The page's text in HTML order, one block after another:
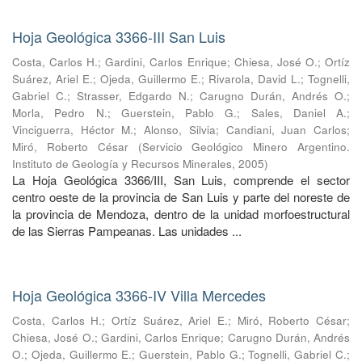
Hoja Geológica 3366-III San Luis
Costa, Carlos H.;Gardini, Carlos Enrique; Chiesa, José O.;Ortíz
Suárez, Ariel E.; Ojeda, Guillermo E.; Rivarola, David L.; Tognelli,
Gabriel C.; Strasser, Edgardo N.; Carugno Durán, Andrés O.;
Morla, Pedro N.; Guerstein, Pablo G.; Sales, Daniel A.;
Vinciguerra, Héctor M.;Alonso, Silvia; Candiani, Juan Carlos;
Miró, Roberto César
(Servicio Geológico Minero Argentino.
Instituto de Geología y Recursos Minerales, 2005)
La Hoja Geológica 3366/III, San Luis, comprende el sector
centro oeste de la provincia de San Luis y parte del noreste de
la provincia de Mendoza, dentro de la unidad morfoestructural
de las Sierras Pampeanas. Las unidades ...
Hoja Geológica 3366-IV Villa Mercedes
Costa, Carlos H.;Ortíz Suárez, Ariel E.; Miró, Roberto César;
Chiesa, José O.; Gardini, Carlos Enrique; Carugno Durán, Andrés
O.; Ojeda, Guillermo E.;Guerstein, Pablo G.;Tognelli, Gabriel C.;